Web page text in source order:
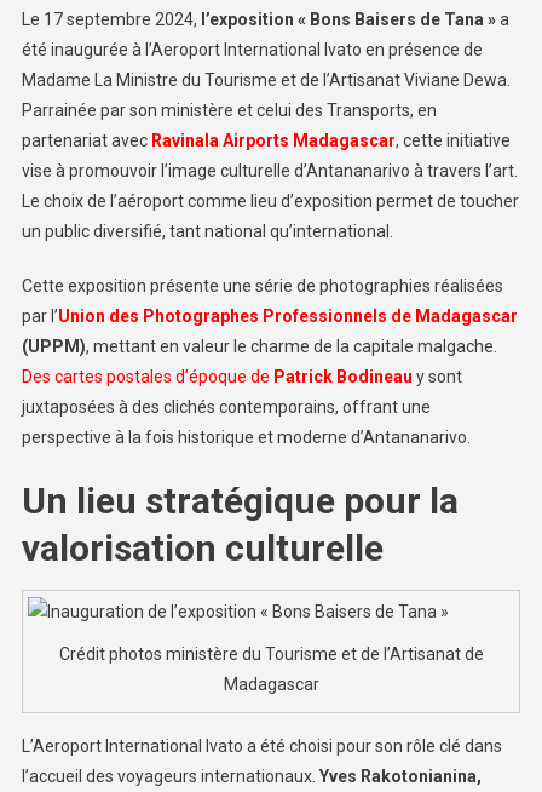
Le 17 septembre 2024, l’exposition « Bons Baisers de Tana »a
été inaugurée à l’Aeroport International Ivato en présence de
Madame La Ministre du Tourisme et de l’Artisanat Viviane Dewa.
Parrainée par son ministère et celui des Transports, en
partenariat avec Ravinala Airports Madagascar, cette initiative
vise à promouvoir l’image culturelle d’Antananarivo à travers l’art.
Le choix de l’aéroport comme lieu d’exposition permet de toucher
un public diversifié, tant national qu’international.
Cette exposition présente une série de photographies réalisées
par l’Union des Photographes Professionnels de Madagascar
(UPPM), mettant en valeur le charme de la capitale malgache.
Des cartes postales d’époque de Patrick Bodineau y sont
juxtaposées à des clichés contemporains, offrant une
perspective à la fois historique et moderne d’Antananarivo.
Un lieu stratégique pour la
valorisation culturelle
Crédit photos ministère du Tourisme et de l’Artisanat de
Madagascar
L’Aeroport International Ivato a été choisi pour son rôle clé dans
l’accueil des voyageurs internationaux. Yves Rakotonianina,